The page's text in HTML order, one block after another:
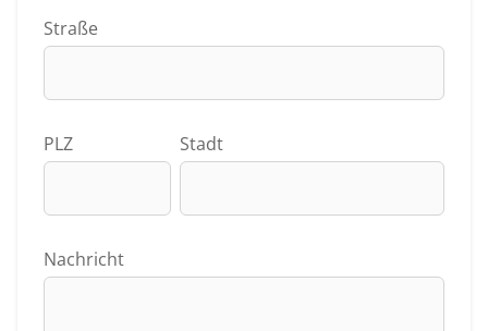
Straße
PLZ Stadt
Nachricht